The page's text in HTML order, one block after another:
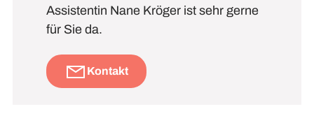
Assistentin Nane Kröger ist sehr gerne
für Sie da.
Kontakt